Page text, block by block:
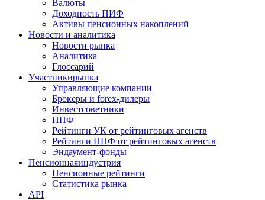
Валюты
Доходность ПИФ
Активы пенсионных накоплений
Новости и аналитика
Новости рынка
Аналитика
Глоссарий
Участникирынка
Управляющие компании
Брокеры и forex-дилеры
Инвестсоветники
НПФ
Рейтинги УК от рейтинговых агенств
Рейтинги НПФ от рейтинговых агенств
Эндаумент-фонды
Пенсионнаяиндустрия
Пенсионные рейтинги
Статистика рынка
API